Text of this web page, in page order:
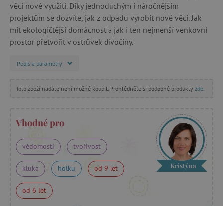
věci nové využití. Díky jednoduchým i náročnějším
projektům se dozvíte, jak z odpadu vyrobit nové věci. Jak
mít ekologičtější domácnost a jak i ten nejmenší venkovní
prostor přetvořit v ostrůvek divočiny.
Popis a parametry
Toto zboží nadále není možné koupit. Prohlédněte si podobné produkty zde
Vhodné pro
vědomosti tvořivost
kluka holku od 9 let
od 6 let
Kristýna